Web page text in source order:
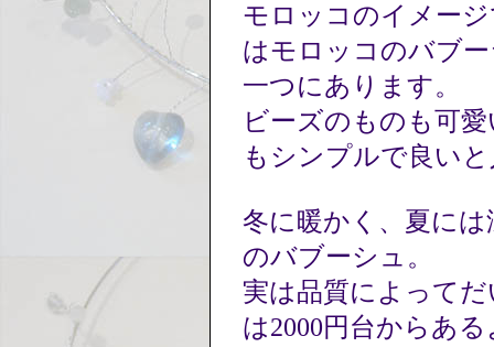
モロッコのイメー
はモロッコのバブ
一つにあります。
ビーズのものも可
もシンプルで良い
冬に暖かく、夏に
のバブーシュ。
実は品質によって
は2000円台からあ